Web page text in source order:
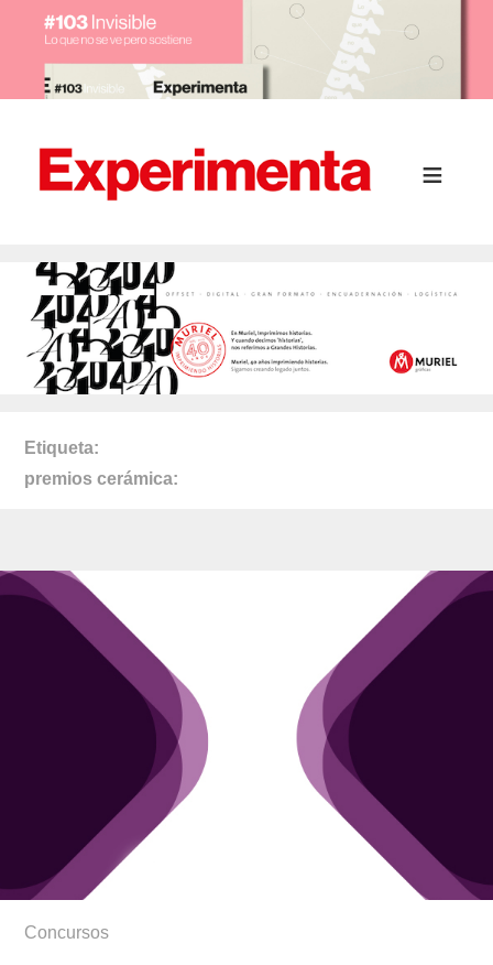
Etiqueta
premios cerámica
Concursos